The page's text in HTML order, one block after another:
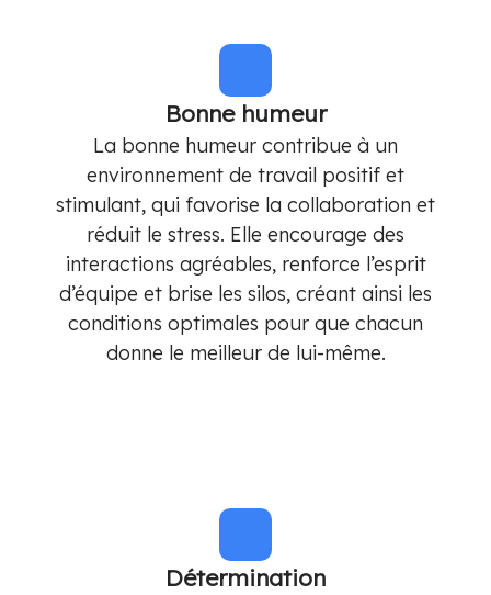
Bonne humeur
La bonne humeur contribue à un
environnement de travail positif et
stimulant, qui favorise la collaboration et
réduit le stress. Elle encourage des
interactions agréables, renforce l’esprit
d’équipe et brise les silos, créant ainsi les
conditions optimales pour que chacun
donne le meilleur de lui-même.
Détermination